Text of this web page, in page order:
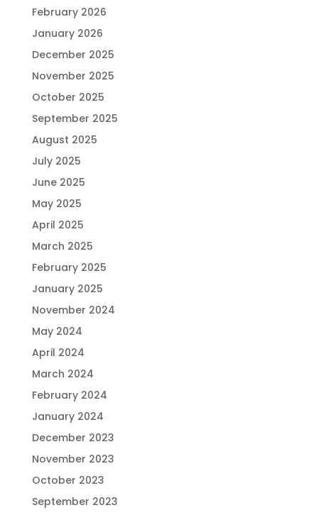
February 2026
January 2026
December 2025
November 2025
October 2025
September 2025
August 2025
July 2025
June 2025
May 2025
April 2025
March 2025
February 2025
January 2025
November 2024
May 2024
April 2024
March 2024
February 2024
January 2024
December 2023
November 2023
October 2023
September 2023